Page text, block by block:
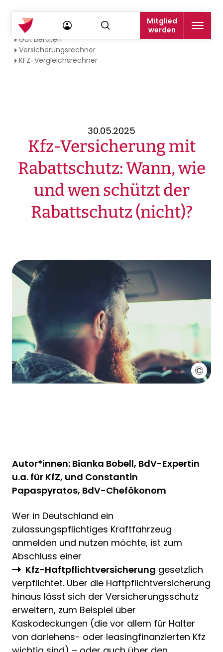
Mitglied
werden
Startseite
Gut beraten
Versicherungsrechner
KFZ-Vergleichsrechner
30.05.2025
Kfz-Versicherung mit
Rabattschutz: Wann, wie
und wen schützt der
Rabattschutz (nicht)?
Autor*innen: Bianka Bobell, BdV-Expertin
u.a. für KfZ, und Constantin
Papaspyratos, BdV-Chefökonom
Wer in Deutschland ein
zulassungspflichtiges Kraftfahrzeug
anmelden und nutzen möchte, ist zum
Abschluss einer
Kfz-Haftpflichtversicherung gesetzlich
verpflichtet. Über die Haftpflichtversicherung
hinaus lässt sich der Versicherungsschutz
erweitern, zum Beispiel über
Kaskodeckungen (die vor allem für Halter
von darlehens- oder leasingfinanzierten Kfz